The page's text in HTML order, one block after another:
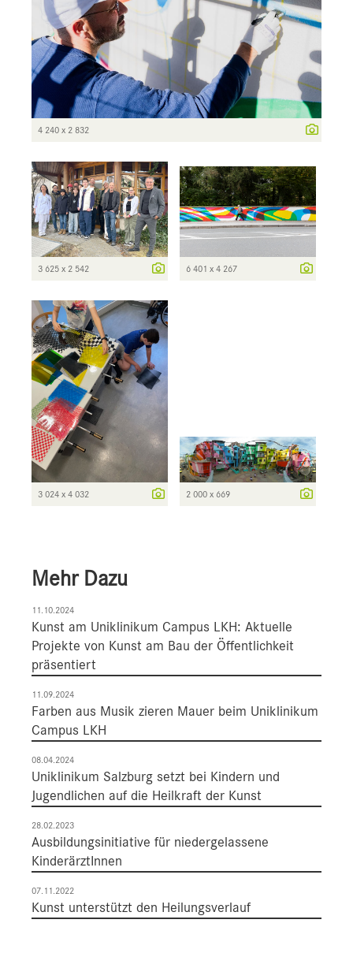
4 240 x 2 832
3 625 x 2 542 6 401 x 4 267
3 024 x 4 032 2 000 x 669
Mehr Dazu
11.10.2024
Kunst am Uniklinikum Campus LKH: Aktuelle
Projekte von Kunst am Bau der Öffentlichkeit
präsentiert
11.09.2024
Farben aus Musik zieren Mauer beim Uniklinikum
Campus LKH
08.04.2024
Uniklinikum Salzburg setzt bei Kindern und
Jugendlichen auf die Heilkraft der Kunst
28.02.2023
Ausbildungsinitiative für niedergelassene
KinderärztInnen
07.11.2022
Kunst unterstützt den Heilungsverlauf